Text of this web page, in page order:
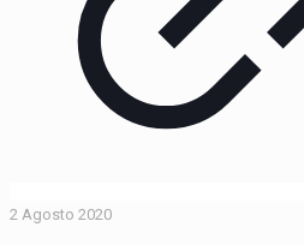
2 Agosto 2020